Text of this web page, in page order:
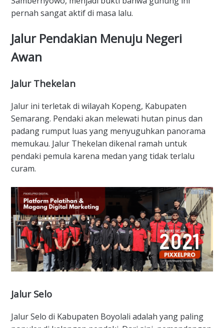
pernah sangat aktif di masa lalu.
​Jalur Pendakian Menuju Negeri
Awan
​Jalur Thekelan
​Jalur ini terletak di wilayah Kopeng, Kabupaten
Semarang. Pendaki akan melewati hutan pinus dan
padang rumput luas yang menyuguhkan panorama
memukau. Jalur Thekelan dikenal ramah untuk
pendaki pemula karena medan yang tidak terlalu
curam.
​Jalur Selo
​Jalur Selo di Kabupaten Boyolali adalah yang paling